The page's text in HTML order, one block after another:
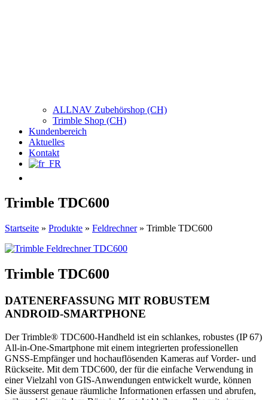
ALLNAV Zubehörshop (CH)
Trimble Shop (CH)
Kundenbereich
Aktuelles
Kontakt
Trimble TDC600
Startseite » Produkte » Feldrechner» Trimble TDC600
Trimble TDC600
DATENERFASSUNG MIT ROBUSTEM
ANDROID-SMARTPHONE
Der Trimble® TDC600-Handheld ist ein schlankes, robustes (IP 67)
All-in-One-Smartphone mit einem integrierten professionellen
GNSS-Empfänger und hochauflösenden Kameras auf Vorder- und
Rückseite. Mit dem TDC600, der für die einfache Verwendung in
einer Vielzahl von GIS-Anwendungen entwickelt wurde, können
Sie äusserst genaue räumliche Informationen erfassen und abrufen,